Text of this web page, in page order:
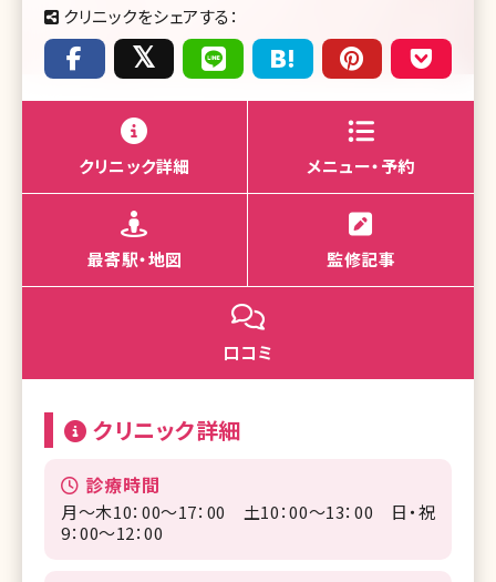
クリニックをシェアする：
クリニック詳細 メニュー・予約
最寄駅・地図 監修記事
口コミ
クリニック詳細
診療時間
月～木10：00～17：00 土10：00～13：00 日・祝
9：00～12：00